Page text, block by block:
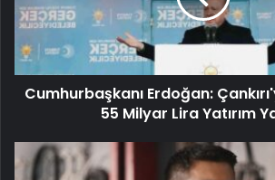
Cumhurbaşkanı Erdoğan:
55 Milyar Lira Yatırım